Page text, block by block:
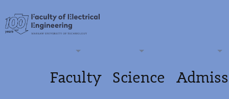
Faculty Science